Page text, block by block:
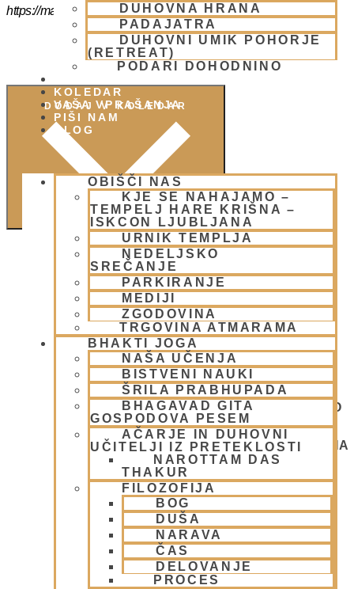
DUHOVNA HRANA
PADAJATRA
DUHOVNI UMIK POHORJE
(RETREAT)
PODARI DOHODNINO
KOLEDAR
VAŠA VPRAŠANJA
PIŠI NAM
BLOG
OBIŠČI NAS
KJE SE NAHAJAMO –
TEMPELJ HARE KRIŠNA –
ISKCON LJUBLJANA
URNIK TEMPLJA
NEDELJSKO
SREČANJE
PARKIRANJE
MEDIJI
ZGODOVINA
TRGOVINA ATMARAMA
BHAKTI JOGA
NAŠA UČENJA
BISTVENI NAUKI
ŠRILA PRABHUPADA
BHAGAVAD GITA
GOSPODOVA PESEM
AČARJE IN DUHOVNI
UČITELJI IZ PRETEKLOSTI
NAROTTAM DAS
THAKUR
FILOZOFIJA
BOG
DUŠA
NARAVA
ČAS
DELOVANJE
PROCES
https://mahatmadas.com
OGNJENO
ŽRTVOVANJE - NARASIMHA JAGJA - VSAKO
SOBOTO
NEDELJSKO SREČANJE - CENTER HARE KRIŠNA
LJUBLJANA